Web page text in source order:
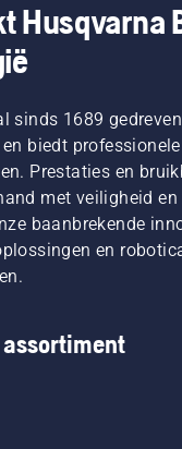
Husqvarna
sinds 1689
biedt
Prestaties en
met veiligheid
baanbrekende
en